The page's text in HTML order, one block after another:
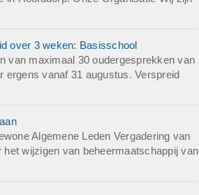
over 3 weken: Basisschool
van maximaal 30 oudergesprekken van
ergens vanaf 31 augustus. Verspreid
Algemene Leden Vergadering van
wijzigen van beheermaatschappij van